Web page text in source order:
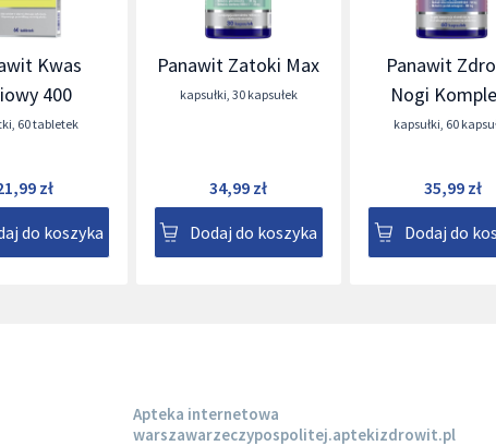
Kwas
400
, 60 tabletek
zł
do koszyka
Panawit Zatoki Max
kapsułki, 30 kapsułek
34,99 zł
Dodaj do koszyka
Panawit
Nogi
kapsułki, 60
35,99 zł
Dodaj do
Apteka internetowa
warszawarzeczypospolitej.aptekizdrowit.pl